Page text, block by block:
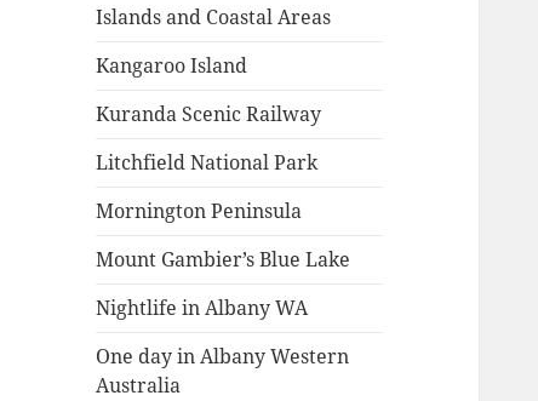
Islands and Coastal Areas
Kangaroo Island
Kuranda Scenic Railway
Litchfield National Park
Mornington Peninsula
Mount Gambier’s Blue Lake
Nightlife in Albany WA
One day in Albany Western
Australia